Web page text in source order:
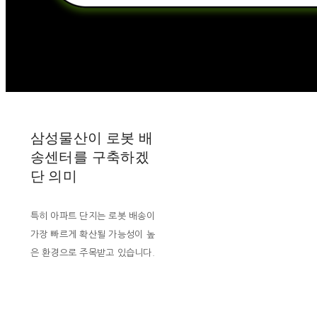
삼성물산이 로봇 배
송센터를 구축하겠
단 의미
특히 아파트 단지는 로봇 배송이
가장 빠르게 확산될 가능성이 높
은 환경으로 주목받고 있습니다.